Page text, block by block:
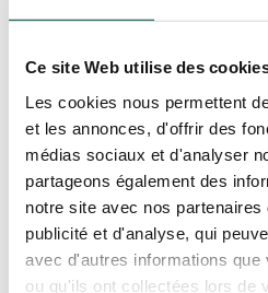
Ce site Web utilise des
Les cookies nous permettent
et les annonces, d'offrir des
médias sociaux et d'analyser
partageons également des
notre site avec nos
publicité et d'analyse, qui
avec d'autres informations que
ou qu'ils ont collectées lors de
pyramidal, avec des
doit passer par de
décisionnelles avant
qui rogne sérieusement